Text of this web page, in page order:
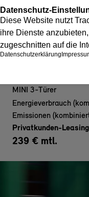
MINI 3-Türer
Energieverbrauch
Emissionen
Privatkunden-Leasing
239 € mtl.